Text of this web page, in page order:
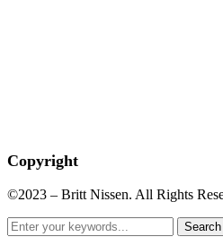
Copyright
©2023 – Britt Nissen. All Rights